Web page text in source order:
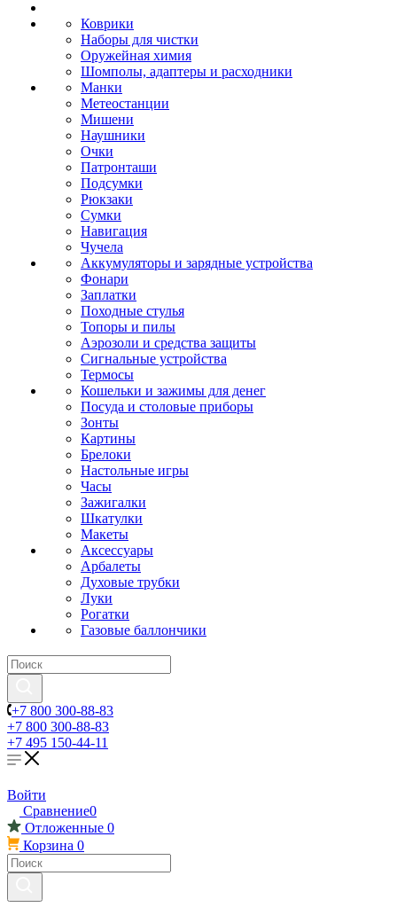
Коврики
Наборы для чистки
Оружейная химия
Шомполы, адаптеры и расходники
Манки
Метеостанции
Мишени
Наушники
Очки
Патронташи
Подсумки
Рюкзаки
Сумки
Навигация
Чучела
Аккумуляторы и зарядные устройства
Фонари
Заплатки
Походные стулья
Топоры и пилы
Аэрозоли и средства защиты
Сигнальные устройства
Термосы
Кошельки и зажимы для денег
Посуда и столовые приборы
Зонты
Картины
Брелоки
Настольные игры
Часы
Зажигалки
Шкатулки
Макеты
Аксессуары
Арбалеты
Духовые трубки
Луки
Рогатки
Газовые баллончики
+7 800 300-88-83
+7 800 300-88-83
+7 495 150-44-11
Войти
Сравнение0
Отложенные 0
Корзина 0